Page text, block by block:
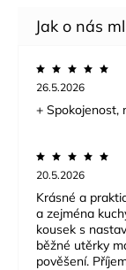
26.5.2026
+ Spokojenost,
20.5.2026
Krásné a
a zejména
kousek s
běžné utěrky
pověšení.